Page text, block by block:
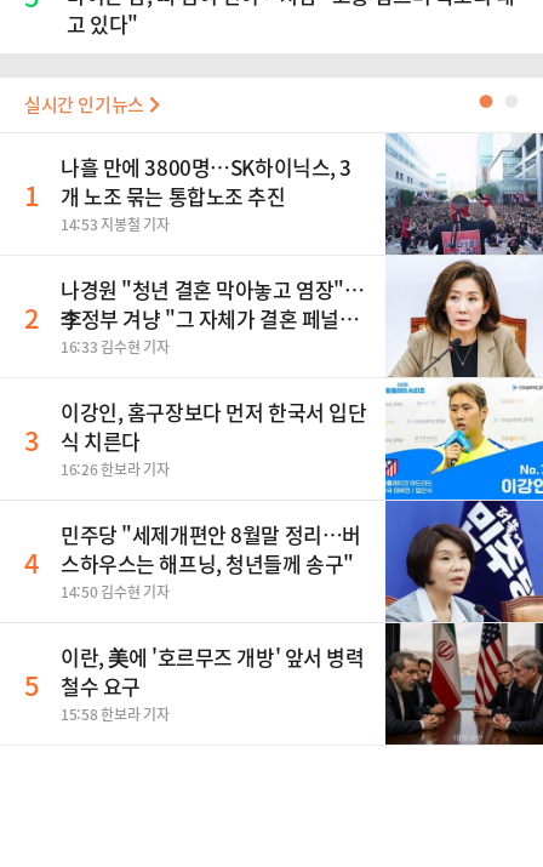
고 있다"
실시간 인기뉴스 ●
1
나흘 만에 3800명…SK하이닉스, 3
개 노조 묶는 통합노조 추진
14:53 지봉철 기자
2
나경원 "청년 결혼 막아놓고 염장"…
李정부 겨냥 "그 자체가 결혼 페널
티"
16:33 김수현 기자
3
이강인, 홈구장보다 먼저 한국서 입단
식 치른다
16:26 한보라 기자
4
민주당 "세제개편안 8월말 정리…버
스하우스는 해프닝, 청년들께 송구"
14:50 김수현 기자
5
이란, 美에 '호르무즈 개방' 앞서 병력
철수 요구
15:58 한보라 기자